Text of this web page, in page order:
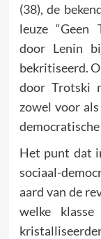
(38), de
leuze “Geen
door Lenin
bekritiseerd.
door Trotski
zowel voor
Het punt dat
sociaal-
aard van de
welke